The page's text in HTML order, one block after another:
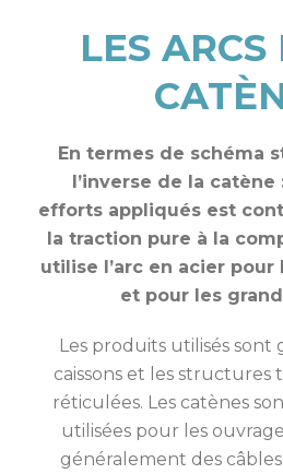
LES ARCS
En termes de schéma
l’inverse de la
efforts appliqués est
la traction pure à la
utilise l’arc en acier pour
et pour les
Les produits utilisés sont
caissons et les structures
réticulées. Les catènes
utilisées pour les
généralement des